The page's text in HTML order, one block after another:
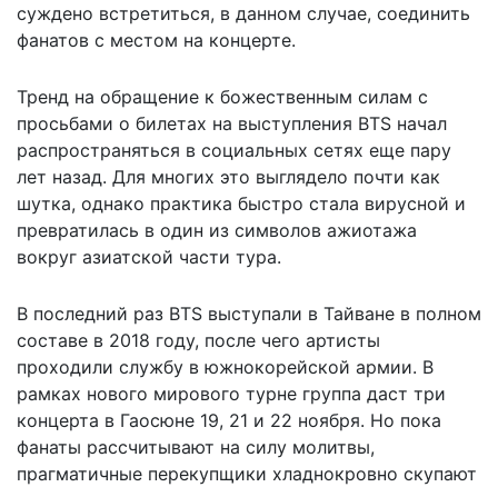
суждено встретиться, в данном случае, соединить
фанатов с местом на концерте.
Тренд на обращение к божественным силам с
просьбами о билетах на выступления BTS начал
распространяться в социальных сетях еще пару
лет назад. Для многих это выглядело почти как
шутка, однако практика быстро стала вирусной и
превратилась в один из символов ажиотажа
вокруг азиатской части тура.
В последний раз BTS выступали в Тайване в полном
составе в 2018 году, после чего артисты
проходили службу в южнокорейской армии. В
рамках нового мирового турне группа даст три
концерта в Гаосюне 19, 21 и 22 ноября. Но пока
фанаты рассчитывают на силу молитвы,
прагматичные перекупщики хладнокровно скупают